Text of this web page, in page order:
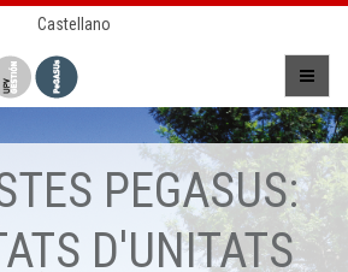
Castellano
PEGASUS:
D'UNITATS